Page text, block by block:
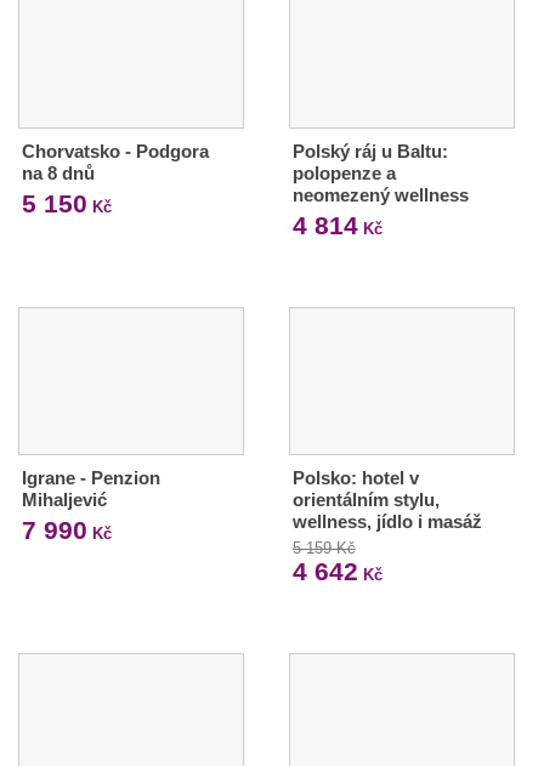
Chorvatsko - Podgora
na 8 dnů
5 150 Kč
Polský ráj u Baltu:
polopenze a
neomezený wellness
4 814Kč
Igrane - Penzion
Mihaljević
7 990 Kč
Polsko: hotel v
orientálním stylu,
wellness, jídlo i masáž
5 159 Kč
4 642 Kč